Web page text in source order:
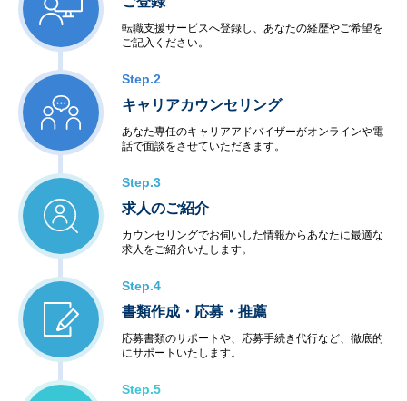
・ビル・店舗設備制御
・電力・エネルギー制御
・通信インフラ制御
・LSI・FPGA設計
・電子回路設計・生産
◆アウトソーシングサービス
＜システム運用保守サービス＞
・業務運用
・オペレーション
・ネットワーク管理
・ファシリティ管理
・ヘルプデスク
・データセンター
・ハウジング・ホスティング
・セキュリティ
＜教育サービス＞
・システム運用サービス
＜コンビニエンスサービス＞
転職支援サービスへ登録し、あなたの経歴やご希望を
ご記入ください。
Step.2
キャリアカウンセリング
あなた専任のキャリアアドバイザーがオンラインや電
話で面談をさせていただきます。
Step.3
求人のご紹介
カウンセリングでお伺いした情報からあなたに最適な
求人をご紹介いたします。
Step.4
書類作成・応募・推薦
応募書類のサポートや、応募手続き代行など、徹底的
にサポートいたします。
Step.5